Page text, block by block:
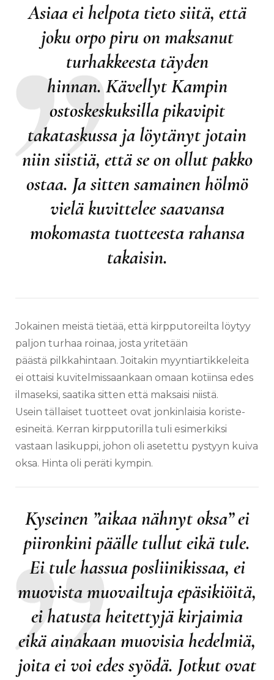
Asiaa ei helpota tieto siitä, että
joku orpo piru on maksanut
turhakkeesta täyden
hinnan. Kävellyt Kampin
ostoskeskuksilla pikavipit
takataskussa ja löytänyt jotain
niin siistiä, että se on ollut pakko
ostaa. Ja sitten samainen hölmö
vielä kuvittelee saavansa
mokomasta tuotteesta rahansa
takaisin.
Jokainen meistä tietää, että kirpputoreilta löytyy
paljon turhaa roinaa, josta yritetään
päästä pilkkahintaan. Joitakin myyntiartikkeleita
ei ottaisi kuvitelmissaankaan omaan kotiinsa edes
ilmaseksi, saatika sitten että maksaisi niistä.
Usein tällaiset tuotteet ovat jonkinlaisia koriste-
esineitä. Kerran kirpputorilla tuli esimerkiksi
vastaan lasikuppi, johon oli asetettu pystyyn kuiva
oksa. Hinta oli peräti kympin.
Kyseinen ”aikaa nähnyt oksa”ei
piironkini päälle tullut eikä tule.
Ei tule hassua posliinikissaa, ei
muovista muovailtuja epäsikiöitä,
ei hatusta heitettyjä kirjaimia
eikä ainakaan muovisia hedelmiä,
joita ei voi edes syödä. Jotkut ovat